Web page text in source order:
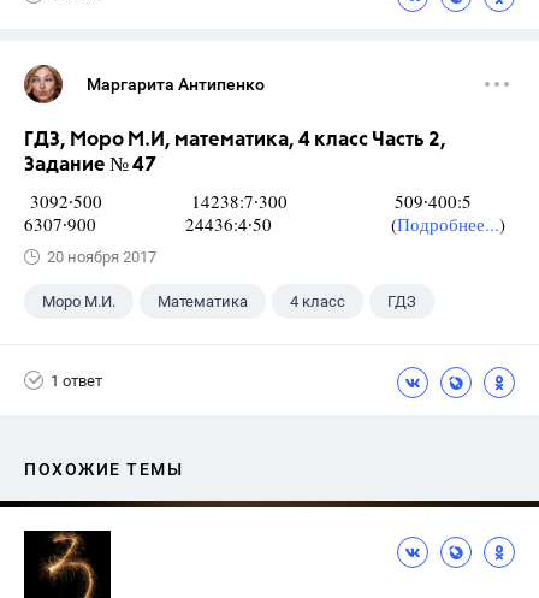
Маргарита Антипенко
ГДЗ, Моро М.И, математика, 4 класс Часть 2,
Задание № 47
3092∙500 14238:7∙300 509∙400:5
6307∙900 24436:4∙50 (Подробнее...)
20 ноября 2017
Моро М.И. Математика 4 класс ГДЗ
1 ответ
ПОХОЖИЕ ТЕМЫ